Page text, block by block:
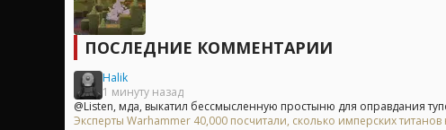
ПОСЛЕДНИЕ КОММЕНТАРИИ
Halik
1 минуту назад
@Listen, мда, выкатил бессмысленную простыню для оправдания
Эксперты Warhammer 40,000 посчитали, сколько имперских